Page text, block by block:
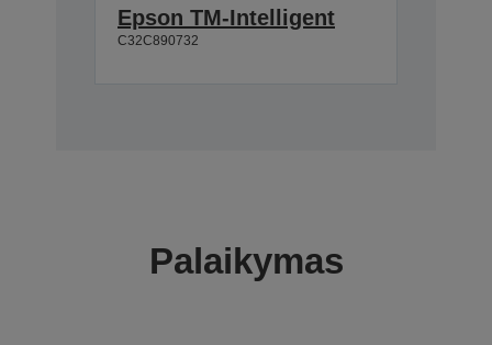
Epson TM-Intelligent
C32C890732
Palaikymas